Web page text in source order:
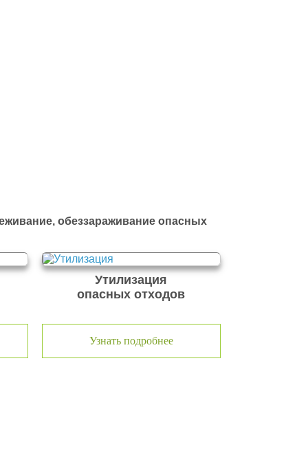
обеззараживание опасных
Утилизация
опасных отходов
Узнать подробнее